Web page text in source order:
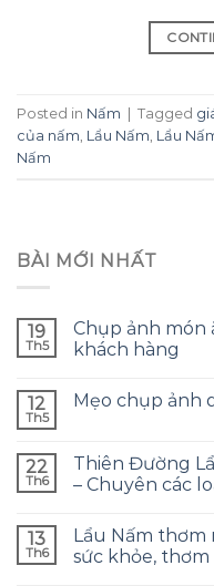
Posted in Nấm Tagged
của nấm Lẩu Nấm Lẩu
Nấm
BÀI MỚI NHẤT
19
Th5
Chụp ảnh món
khách hàng
12
Th5
Mẹo chụp ảnh
22
Th6
Thiên Đường
– Chuyên các
13
Th6
Lẩu Nấm thơm
sức khỏe, thơm